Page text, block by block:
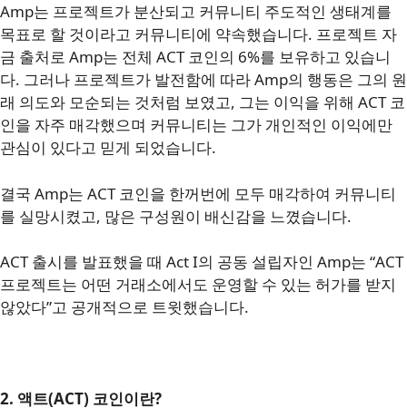
Amp는 프로젝트가 분산되고 커뮤니티 주도적인 생태계를
목표로 할 것이라고 커뮤니티에 약속했습니다. 프로젝트 자
금 출처로 Amp는 전체 ACT 코인의 6%를 보유하고 있습니
다. 그러나 프로젝트가 발전함에 따라 Amp의 행동은 그의 원
래 의도와 모순되는 것처럼 보였고, 그는 이익을 위해 ACT 코
인을 자주 매각했으며 커뮤니티는 그가 개인적인 이익에만
관심이 있다고 믿게 되었습니다.
결국 Amp는 ACT 코인을 한꺼번에 모두 매각하여 커뮤니티
를 실망시켰고, 많은 구성원이 배신감을 느꼈습니다.
ACT 출시를 발표했을 때 Act I의 공동 설립자인 Amp는 “ACT
프로젝트는 어떤 거래소에서도 운영할 수 있는 허가를 받지
않았다”고 공개적으로 트윗했습니다.
2. 액트(ACT) 코인이란?